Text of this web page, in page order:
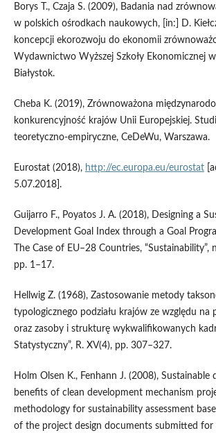
Borys T., Czaja S. (2009), Badania nad
w polskich ośrodkach naukowych, [in:] D.
koncepcji ekorozwoju do ekonomii
Wydawnictwo Wyższej Szkoły Ekonomicznej
Białystok.
Cheba K. (2019), Zrównoważona
konkurencyjność krajów Unii Europejskiej.
teoretyczno‑empiryczne, CeDeWu, Warszawa.
Eurostat (2018), http://ec.europa.eu/eurostat
5.07.2018].
Guijarro F., Poyatos J. A. (2018), Designing a
Development Goal Index through a Goal
The Case of EU–28 Countries, “Sustainability”,
pp. 1–17.
Hellwig Z. (1968), Zastosowanie metody
typologicznego podziału krajów ze względu na
oraz zasoby i strukturę wykwalifikowanych
Statystyczny”, R. XV(4), pp. 307–327.
Holm Olsen K., Fenhann J. (2008), Sustainable
benefits of clean development mechanism
methodology for sustainability assessment
of the project design documents submitted for